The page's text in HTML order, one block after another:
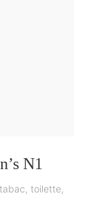
N1
toilette,